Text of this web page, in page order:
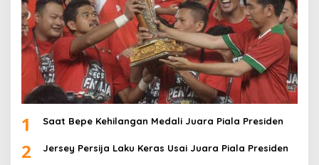
1 Saat Bepe Kehilangan Medali Juara Piala Presiden
2 Jersey Persija Laku Keras Usai Juara Piala Presiden